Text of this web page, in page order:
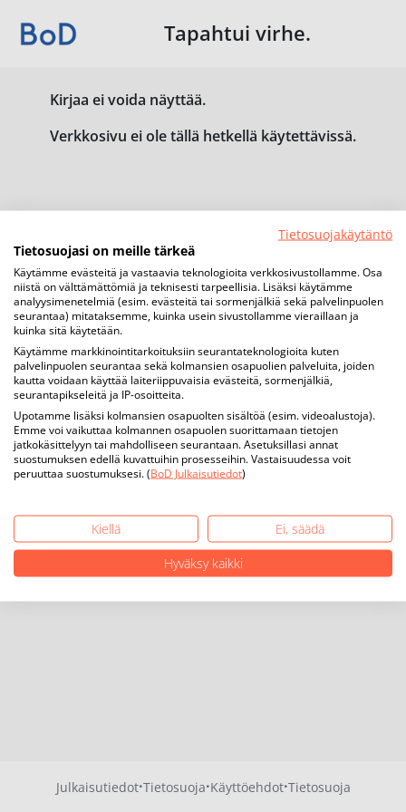
Tapahtui virhe.
Kirjaa ei voida näyttää.
Verkkosivu ei ole tällä hetkellä käytettävissä.
Julkaisutiedot·Tietosuoja·Käyttöehdot·Tietosuoja
Tietosuojakäytäntö
Tietosuojasi on meille tärkeä
Käytämme evästeitä ja vastaavia teknologioita verkkosivustollamme. Osa
niistä on välttämättömiä ja teknisesti tarpeellisia. Lisäksi käytämme
analyysimenetelmiä (esim. evästeitä tai sormenjälkiä sekä palvelinpuolen
seurantaa) mitataksemme, kuinka usein sivustollamme vieraillaan ja
kuinka sitä käytetään.
Käytämme markkinointitarkoituksiin seurantateknologioita kuten
palvelinpuolen seurantaa sekä kolmansien osapuolien palveluita, joiden
kautta voidaan käyttää laiteriippuvaisia evästeitä, sormenjälkiä,
seurantapikseleitä ja IP-osoitteita.
Upotamme lisäksi kolmansien osapuolten sisältöä (esim. videoalustoja).
Emme voi vaikuttaa kolmannen osapuolen suorittamaan tietojen
jatkokäsittelyyn tai mahdolliseen seurantaan. Asetuksillasi annat
suostumuksen edellä kuvattuihin prosesseihin. Vastaisuudessa voit
peruuttaa suostumuksesi. (BoD Julkaisutiedot)
Kiellä
Ei, säädä
Hyväksy kaikki